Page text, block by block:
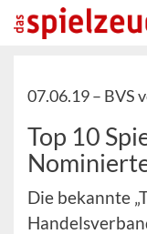
07.06.19 – BVS
Top 10
Die bekannte